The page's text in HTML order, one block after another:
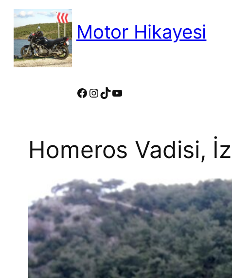
İçeriğe
geç
Motor Hikayesi
Facebook InstagramTikTok YouTube
Homeros Vadisi,